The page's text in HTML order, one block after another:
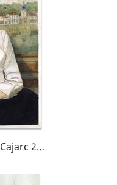
Gibrat - festival de Cajarc 2004